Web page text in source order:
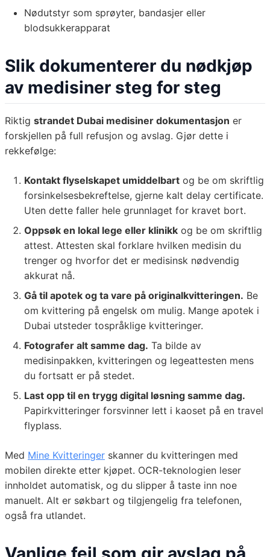
Nødutstyr som sprøyter, bandasjer eller
blodsukkerapparat
Slik dokumenterer du nødkjøp
av medisiner steg for steg
Riktig strandet Dubai medisiner dokumentasjon er
forskjellen på full refusjon og avslag. Gjør dette i
rekkefølge:
Kontakt flyselskapet umiddelbart og be om skriftlig
forsinkelsesbekreftelse, gjerne kalt delay certificate.
Uten dette faller hele grunnlaget for kravet bort.
Oppsøk en lokal lege eller klinikk og be om skriftlig
attest. Attesten skal forklare hvilken medisin du
trenger og hvorfor det er medisinsk nødvendig
akkurat nå.
Gå til apotek og ta vare på originalkvitteringen. Be
om kvittering på engelsk om mulig. Mange apotek i
Dubai utsteder tospråklige kvitteringer.
Fotografer alt samme dag. Ta bilde av
medisinpakken, kvitteringen og legeattesten mens
du fortsatt er på stedet.
Last opp til en trygg digital løsning samme dag.
Papirkvitteringer forsvinner lett i kaoset på en travel
flyplass.
Med Mine Kvitteringer skanner du kvitteringen med
mobilen direkte etter kjøpet. OCR-teknologien leser
innholdet automatisk, og du slipper å taste inn noe
manuelt. Alt er søkbart og tilgjengelig fra telefonen,
også fra utlandet.